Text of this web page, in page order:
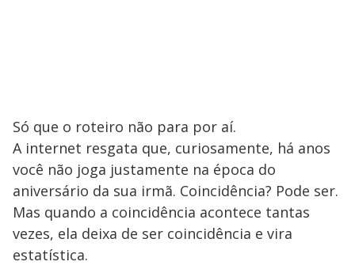
Só que o roteiro não para por aí.
A internet resgata que, curiosamente, há anos
você não joga justamente na época do
aniversário da sua irmã. Coincidência? Pode ser.
Mas quando a coincidência acontece tantas
vezes, ela deixa de ser coincidência e vira
estatística.